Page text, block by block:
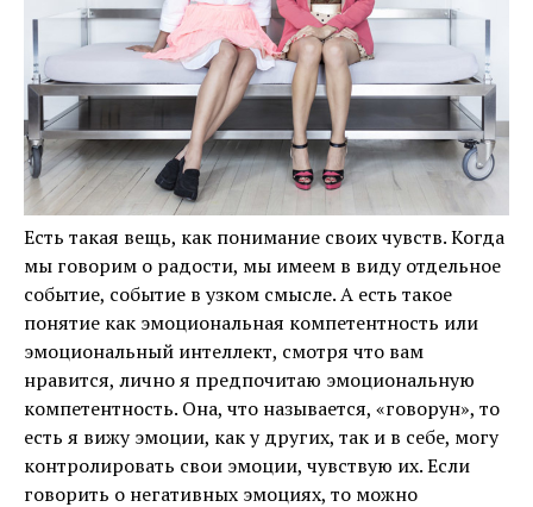
Есть такая вещь, как понимание своих чувств. Когда
мы говорим о радости, мы имеем в виду отдельное
событие, событие в узком смысле. А есть такое
понятие как эмоциональная компетентность или
эмоциональный интеллект, смотря что вам
нравится, лично я предпочитаю эмоциональную
компетентность. Она, что называется, «говорун», то
есть я вижу эмоции, как у других, так и в себе, могу
контролировать свои эмоции, чувствую их. Если
говорить о негативных эмоциях, то можно